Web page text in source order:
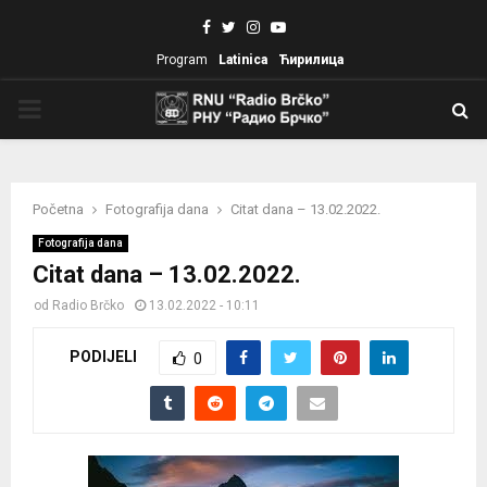
Facebook
TwitterInstagram
Youtube
Program Latinica Ћирилица
Početna Fotografija dana Citat dana – 13.02.2022.
Fotografija dana
Citat dana – 13.02.2022.
od Radio Brčko 13.02.2022 - 10:11
PODIJELI 0